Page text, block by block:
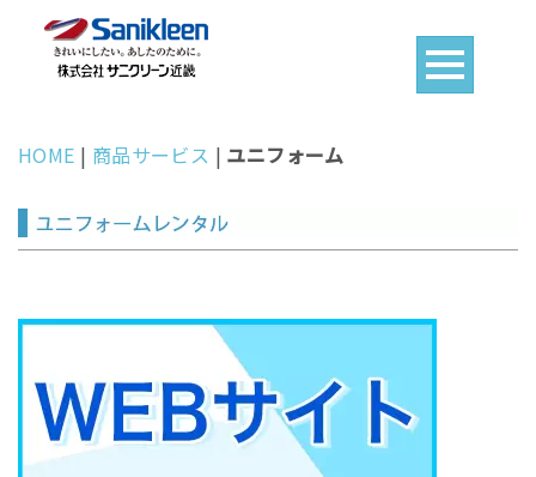
HOME | 商品サービス | ユニフォーム